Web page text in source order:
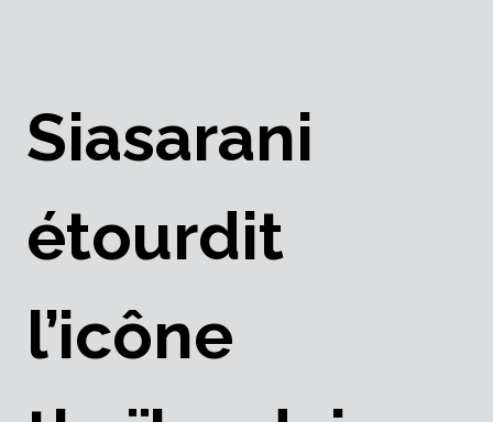
Siasarani
étourdit
l’icône